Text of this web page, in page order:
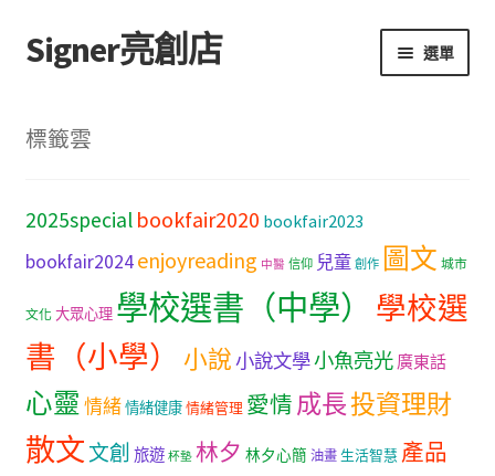
跳
至
覽
列
跳
至
要
內
Signer亮創店 選單
學校選書（小學）
「此時此地 看見亮光」2025特展
網上書店
無紙書
標籤雲
2025special bookfair2020 bookfair2023
bookfair2024enjoyreading 中醫 信仰 兒童 創作 圖文 城市
文化 大眾心理 學校選書（中學）
學校選
書（小學）
小說小說文學小魚亮光 廣東話
心靈 情緒情緒健康情緒管理 愛情 成長投資理財
散文 文創 旅遊 杯墊 林夕 林夕心簡 油畫 生活智慧 產品